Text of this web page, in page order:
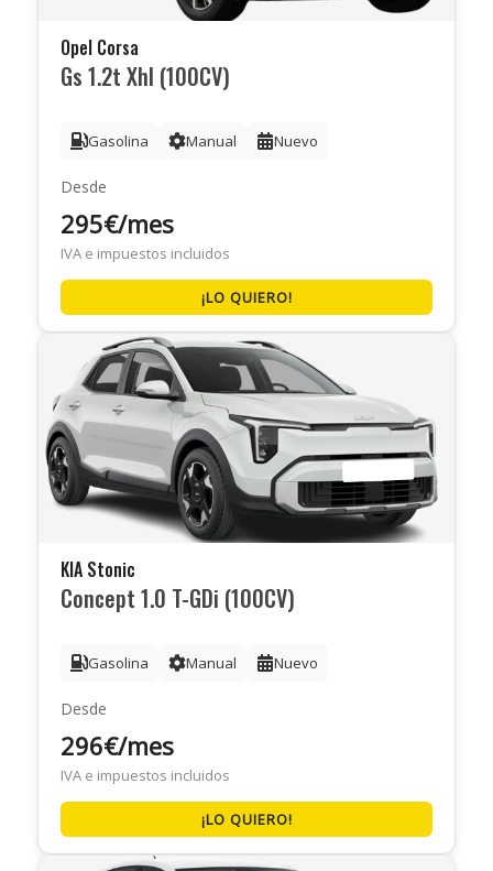
Opel Corsa
Gs 1.2t Xhl (100CV)
Gasolina Manual Nuevo
Desde
295€/mes
IVA e impuestos incluidos
¡LO QUIERO!
KIA Stonic
Concept 1.0 T-GDi (100CV)
Gasolina Manual Nuevo
Desde
296€/mes
IVA e impuestos incluidos
¡LO QUIERO!